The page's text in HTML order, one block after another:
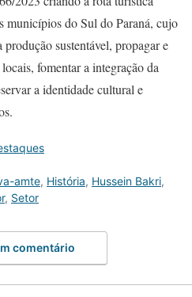
municípios do Sul do Paraná, cujo
sustentável, propagar e
fomentar a integração da
a identidade cultural e
amte, História, Hussein Bakri,
, Setor
comentário